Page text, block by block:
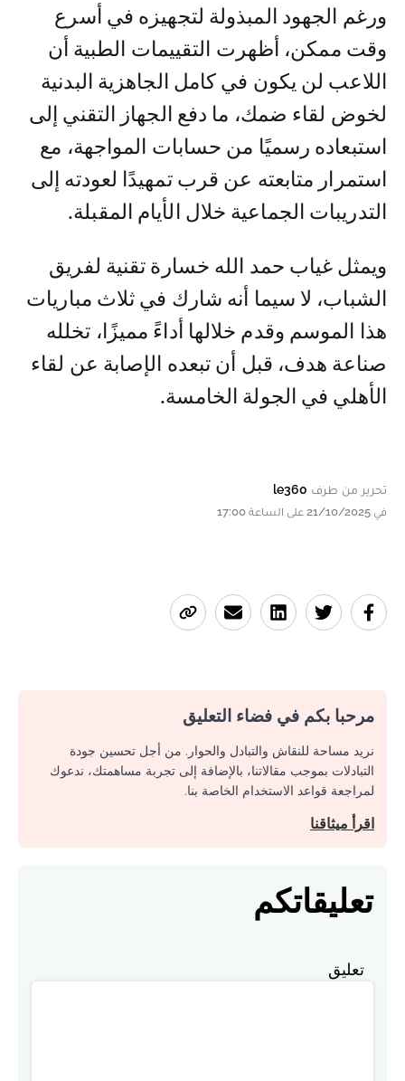
ورغم الجهود المبذولة لتجهيزه في أسرع
وقت ممكن، أظهرت التقييمات الطبية أن
اللاعب لن يكون في كامل الجاهزية البدنية
لخوض لقاء ضمك، ما دفع الجهاز التقني إلى
استبعاده رسميًا من حسابات المواجهة، مع
استمرار متابعته عن قرب تمهيدًا لعودته إلى
التدريبات الجماعية خلال الأيام المقبلة.
ويمثل غياب حمد الله خسارة تقنية لفريق
الشباب، لا سيما أنه شارك في ثلاث مباريات
هذا الموسم وقدم خلالها أداءً مميزًا، تخلله
صناعة هدف، قبل أن تبعده الإصابة عن لقاء
الأهلي في الجولة الخامسة.
تحرير من طرف le360
في 21/10/2025 على الساعة 17:00
مرحبا بكم في فضاء التعليق
نريد مساحة للنقاش والتبادل والحوار. من أجل تحسين جودة
التبادلات بموجب مقالاتنا، بالإضافة إلى تجربة مساهمتك، ندعوك
لمراجعة قواعد الاستخدام الخاصة بنا.
اقرأ ميثاقنا
تعليقاتكم
تعليق